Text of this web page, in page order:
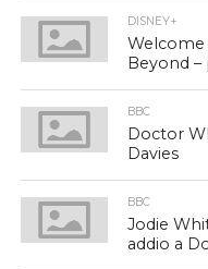
DISNEY+
Welcome
Beyond
BBC
Doctor
Davies
BBC
Jodie
addio a